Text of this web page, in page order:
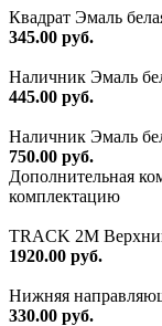
Квадрат Эмаль
345.00 руб.
Наличник Эмаль
445.00 руб.
Наличник Эмаль
750.00 руб.
Дополнительная
комплектацию
TRACK 2M
1920.00 руб.
Нижняя
330.00 руб.